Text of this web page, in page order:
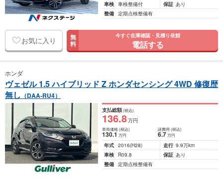
車検 車検整備付 保証 あり
整備 定期点検整備有
お気に入り 無
料
今すぐ在庫確認・見積り依頼
電話する
ホンダ
ヴェゼル 1.5 ハイブリッド Z ホンダセンシング 4WD 修復歴
無し （DAA-RU4）
支払総額(税込)
136.8万円
車両価格(税込)
130.1万円
諸費用 (税込)
6.7 万円
年式 2016(H28) 走行 9.9万km
車検
R09.8 保証 あり
整備 定期点検整備有